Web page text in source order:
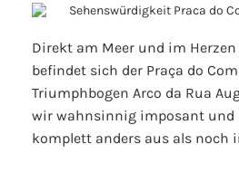
Direkt am Meer und im Herzen
befindet sich der Praça do
Triumphbogen Arco da Rua
wir wahnsinnig imposant und
komplett anders aus als noch